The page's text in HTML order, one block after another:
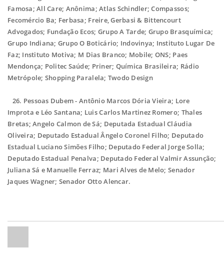
Famosa; All Care; Anônima; Atlas Schindler; Compassos;
Fecomércio Ba; Ferbasa; Freire, Gerbasi & Bittencourt
Advogados; Fundação Ecos; Grupo A Tarde; Grupo Brasquímica;
Grupo Indiana; Grupo O Boticário; Indovinya; Instituto Lugar De
Faz; Instituto Motiva; M Dias Branco; Mobile; ONS; Paes
Mendonça; Politec Saúde; Priner; Química Brasileira; Rádio
Metrópole; Shopping Paralela; Twodo Design
26. Pessoas Dubem - Antônio Marcos Dória Vieira; Lore
Improta e Léo Santana; Luis Carlos Martinez Romero; Thales
Bretas; Angelo Calmon de Sá; Deputada Estadual Cláudia
Oliveira; Deputado Estadual Ângelo Coronel Filho; Deputado
Estadual Luciano Simões Filho; Deputado Federal Jorge Solla;
Deputado Estadual Penalva; Deputado Federal Valmir Assunção;
Juliana Sá e Manuelle Ferraz; Mari Alves de Melo; Senador
Jaques Wagner; Senador Otto Alencar.